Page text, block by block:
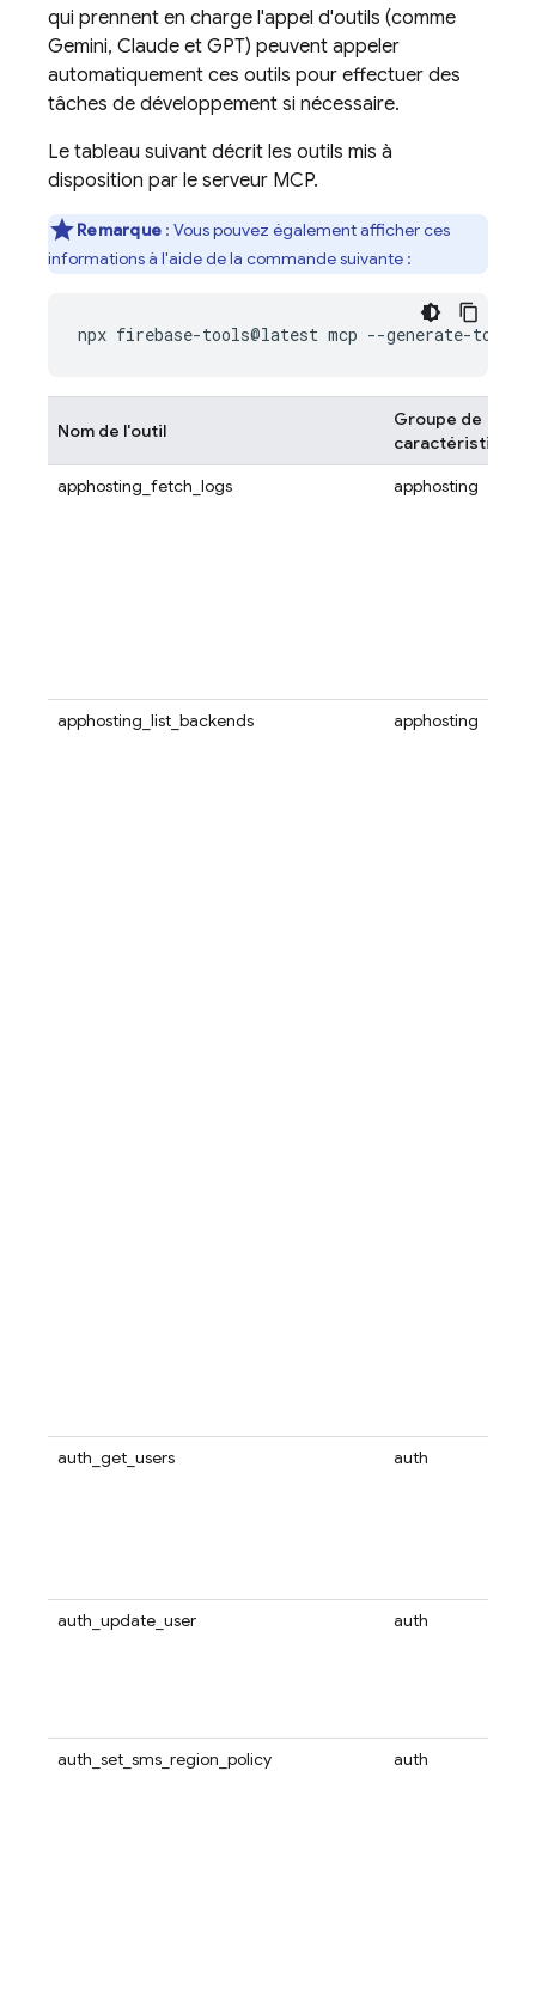
qui prennent en charge l'appel d'outils (comme
Gemini, Claude et GPT) peuvent appeler
automatiquement ces outils pour effectuer des
tâches de développement si nécessaire.
Le tableau suivant décrit les outils mis à
disposition par le serveur MCP.
Remarque : Vous pouvez également afficher ces
informations à l'aide de la commande suivante :
Nom de l'outil
Groupe de
caractéristiques
apphosting_fetch_logs
apphosting
apphosting_list_backends apphosting
auth_get_users auth
auth_update_user auth
auth_set_sms_region_policy auth